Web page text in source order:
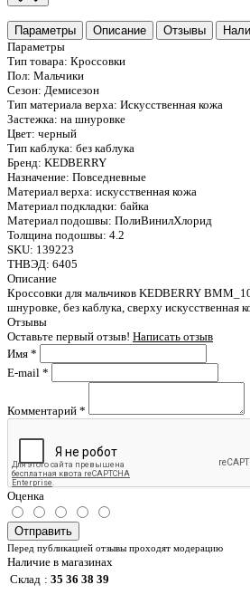
Параметры Описание Отзывы
Параметры
Тип товара: Кроссовки
Пол: Мальчики
Сезон: Демисезон
Тип материала верха: Искусственная кожа
Застежка: на шнуровке
Цвет: черный
Тип каблука: без каблука
Бренд: KEDBERRY
Назначение: Повседневные
Материал верха: искусственная кожа
Материал подкладки: байка
Материал подошвы: ПолиВинилХлорид
Толщина подошвы: 4.2
SKU: 139223
ТНВЭД: 6405
Описание
Кроссовки для мальчиков KEDBERRY
шнуровке, без каблука, сверху искусственная
Отзывы
Оставьте первый отзыв! Написать отзыв
Имя *
E-mail *
Комментарий *
Оценка
Отправить
Перед публикацией отзывы проходят модерацию
Наличие в магазинах
Склад : 35 36 38 39